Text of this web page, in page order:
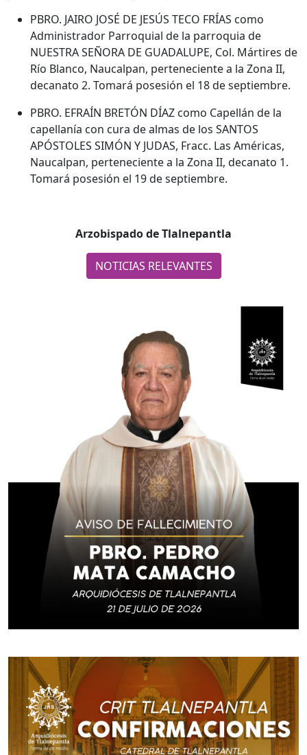
PBRO. JAIRO JOSÉ DE JESÚS TECO FRÍAS como
Administrador Parroquial de la parroquia de
NUESTRA SEÑORA DE GUADALUPE, Col. Mártires de
Río Blanco, Naucalpan, perteneciente a la Zona II,
decanato 2. Tomará posesión el 18 de septiembre.
PBRO. EFRAÍN BRETÓN DÍAZ como Capellán de la
capellanía con cura de almas de los SANTOS
APÓSTOLES SIMÓN Y JUDAS, Fracc. Las Américas,
Naucalpan, perteneciente a la Zona II, decanato 1.
Tomará posesión el 19 de septiembre.
Arzobispado de Tlalnepantla
NOTICIAS RELEVANTES